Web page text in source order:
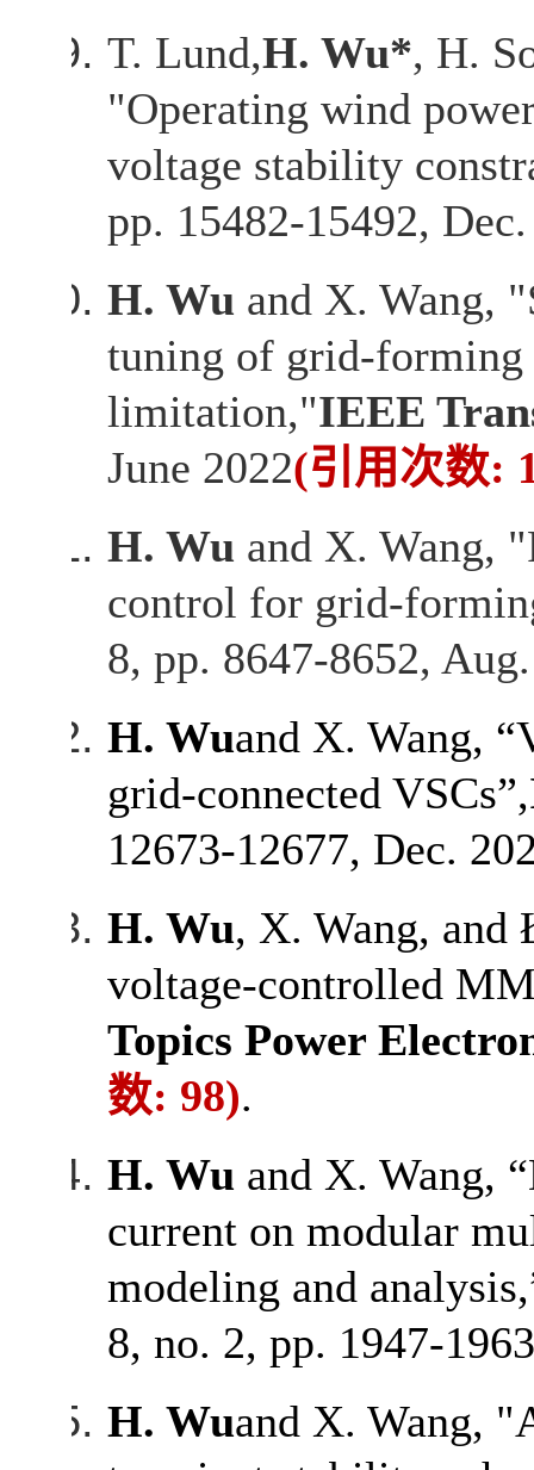
T. Lund,H. Wu*, H.
"Operating wind
voltage stability
pp. 15482-15492,
H. Wu and X. Wang,
tuning of grid-forming
limitation,"IEEE
June 2022(引用次数:
H. Wu and X. Wang,
control for grid-
8, pp. 8647-8652,
H. Wuand X. Wang,
grid-connected VSCs”,
12673-12677, Dec.
H. Wu, X. Wang, and
voltage-controlled
Topics Power
数: 98).
H. Wu and X. Wang,
current on modular
modeling and
8, no. 2, pp. 1947-
H. Wuand X. Wang,